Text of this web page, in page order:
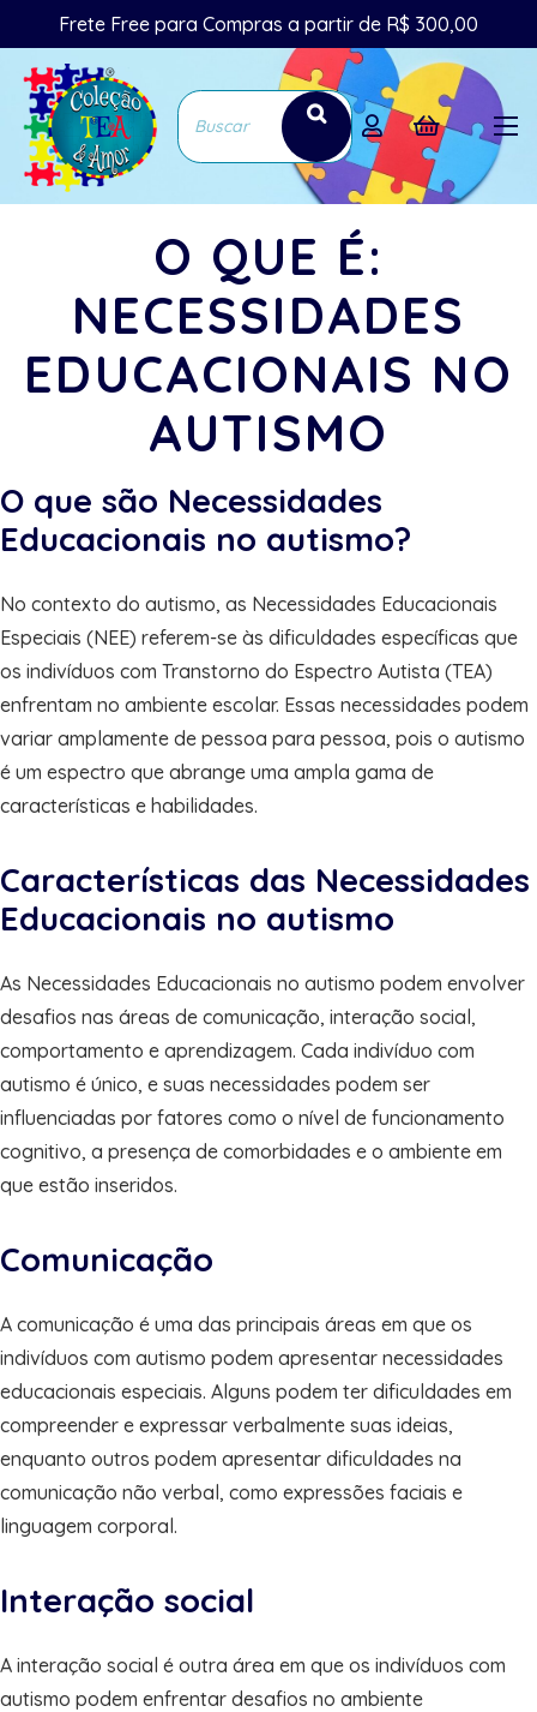
Frete Free para Compras a partir de R$ 300,00
O QUE É:
NECESSIDADES
EDUCACIONAIS NO
AUTISMO
O que são Necessidades
Educacionais no autismo?
No contexto do autismo, as Necessidades Educacionais
Especiais (NEE) referem-se às dificuldades específicas que
os indivíduos com Transtorno do Espectro Autista (TEA)
enfrentam no ambiente escolar. Essas necessidades podem
variar amplamente de pessoa para pessoa, pois o autismo
é um espectro que abrange uma ampla gama de
características e habilidades.
Características das Necessidades
Educacionais no autismo
As Necessidades Educacionais no autismo podem envolver
desafios nas áreas de comunicação, interação social,
comportamento e aprendizagem. Cada indivíduo com
autismo é único, e suas necessidades podem ser
influenciadas por fatores como o nível de funcionamento
cognitivo, a presença de comorbidades e o ambiente em
que estão inseridos.
Comunicação
A comunicação é uma das principais áreas em que os
indivíduos com autismo podem apresentar necessidades
educacionais especiais. Alguns podem ter dificuldades em
compreender e expressar verbalmente suas ideias,
enquanto outros podem apresentar dificuldades na
comunicação não verbal, como expressões faciais e
linguagem corporal.
Interação social
A interação social é outra área em que os indivíduos com
autismo podem enfrentar desafios no ambiente